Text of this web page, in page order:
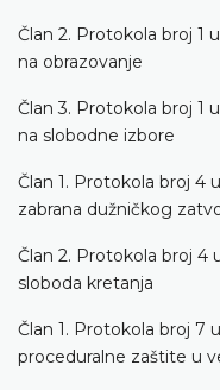
Član 2. Protokola broj 1
na obrazovanje
Član 3. Protokola broj 1
na slobodne izbore
Član 1. Protokola broj 4
zabrana dužničkog
Član 2. Protokola broj 4
sloboda kretanja
Član 1. Protokola broj 7
proceduralne zaštite u